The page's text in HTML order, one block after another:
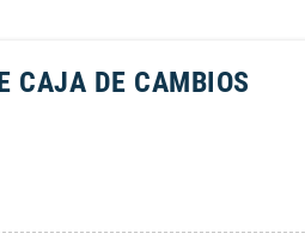
CAJA DE CAMBIOS